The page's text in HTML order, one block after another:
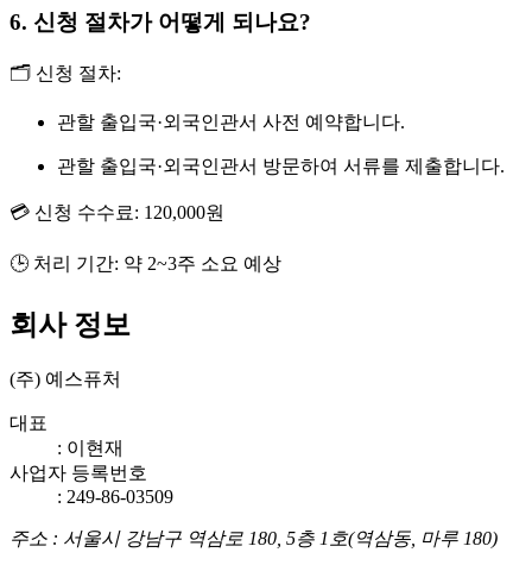
6. 신청 절차가 어떻게 되나요?
🗂 신청 절차:
관할 출입국·외국인관서 사전 예약합니다.
관할 출입국·외국인관서 방문하여 서류를 제출합니다.
💳 신청 수수료: 120,000원
🕒 처리 기간: 약 2~3주 소요 예상
회사 정보
(주) 예스퓨처
대표
: 이현재
사업자 등록번호
: 249-86-03509
주소 : 서울시 강남구 역삼로 180, 5층 1호(역삼동, 마루 180)